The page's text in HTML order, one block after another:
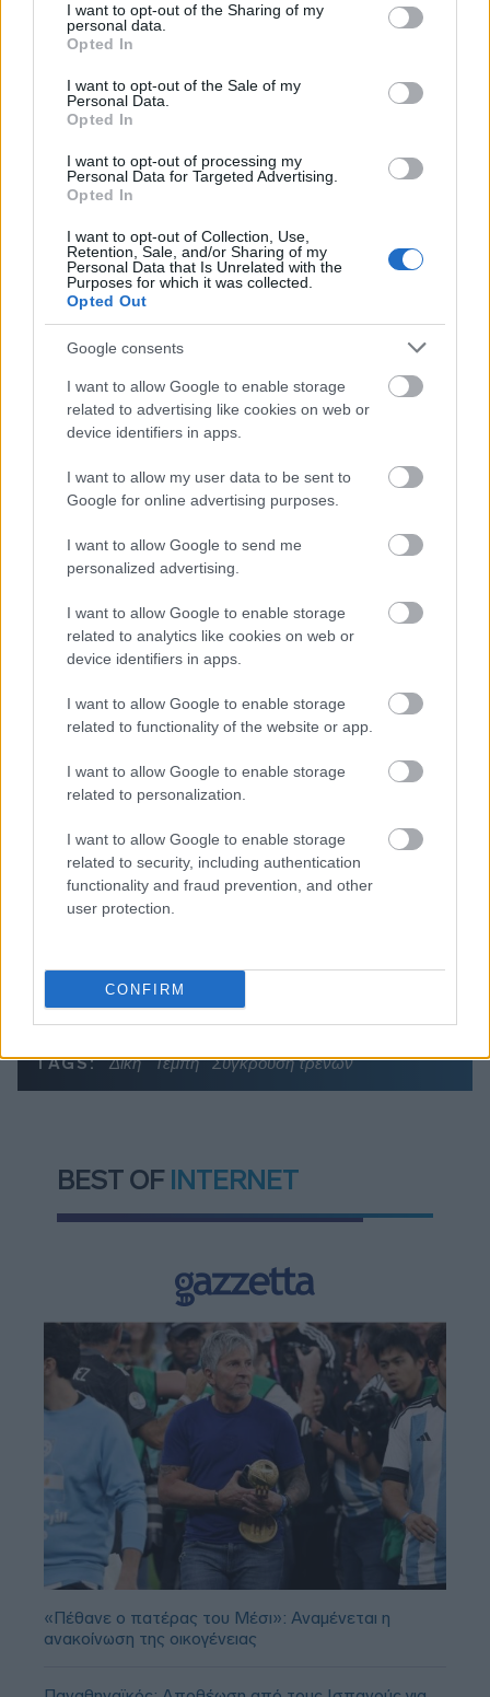
not limited to your visit or usage behaviour. You may click to
grant or deny consent to Google and its third-party tags to
use your data for below specified purposes in below Google
consent section.
I want to opt-out of the Sharing of my
personal data.
Opted In
I want to opt-out of the Sale of my
Personal Data.
Opted In
I want to opt-out of processing my
Personal Data for Targeted Advertising.
Opted In
I want to opt-out of Collection, Use,
Retention, Sale, and/or Sharing of my
Personal Data that Is Unrelated with the
Purposes for which it was collected.
Opted Out
Google consents
I want to allow Google to enable storage
related to advertising like cookies on web or
device identifiers in apps.
I want to allow my user data to be sent to
Google for online advertising purposes.
I want to allow Google to send me
personalized advertising.
I want to allow Google to enable storage
related to analytics like cookies on web or
device identifiers in apps.
I want to allow Google to enable storage
related to functionality of the website or app.
I want to allow Google to enable storage
related to personalization.
I want to allow Google to enable storage
related to security, including authentication
functionality and fraud prevention, and other
user protection.
CONFIRM
Ακολουθήστε τοinsider.gr στο Google News
και μάθετε
πρώτοι όλες τιςειδήσειςαπό την Ελλάδα και τον κόσμο.
Διαβάζονται αυτή τη στιγμή
Τράπεζες: Στα 55,5 εκατ. ευρώ ο λογαριασμός
από τα δάνεια του ν. Κατσέλη
γραμμές» για το περιβάλλον και τι αλλάζει σε
ξενοδοχεία, νησιά και επενδύσεις
Τα ανοιχτά μέτωπα για την ενίσχυση της
ελληνικής βιομηχανίας
TAGS: Δίκη Τέμπη Σύγκρουση τρένων
BEST OF INTERNET
«Πέθανε ο πατέρας του Μέσι»: Αναμένεται η
ανακοίνωση της οικογένειας